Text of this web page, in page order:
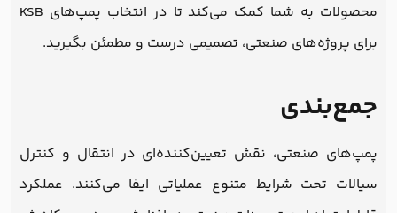
محصولات به شما کمک می‌کند تا در انتخاب پمپ‌های KSB
برای پروژه‌های صنعتی، تصمیمی درست و مطمئن بگیرید.
جمع‌بندی
پمپ‌های صنعتی، نقش تعیین‌کننده‌ای در انتقال و کنترل
سیالات تحت شرایط متنوع عملیاتی ایفا می‌کنند. عملکرد